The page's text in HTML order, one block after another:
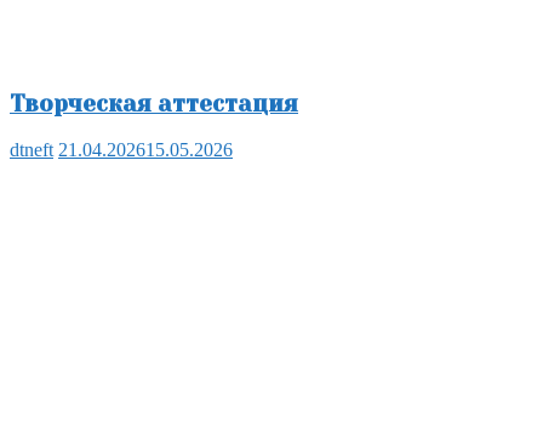
Творческая аттестация
dtneft 21.04.202615.05.2026